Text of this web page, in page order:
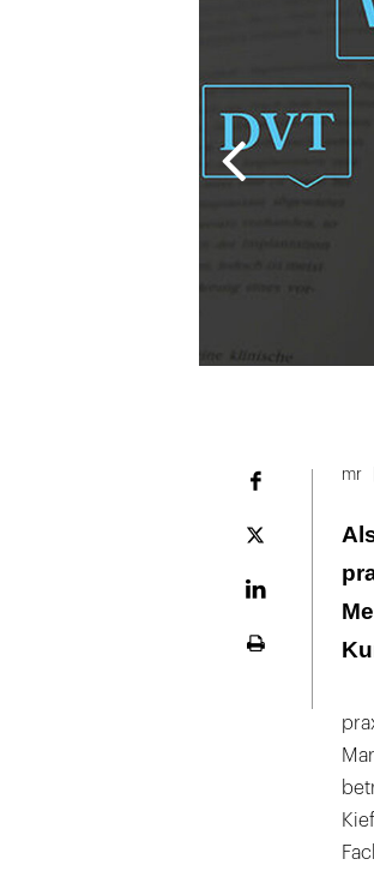
Plattform
mr